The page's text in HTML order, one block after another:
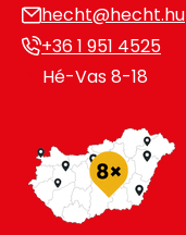
hecht@hecht.hu
+36 1 951 4525
Hé-Vas 8-18